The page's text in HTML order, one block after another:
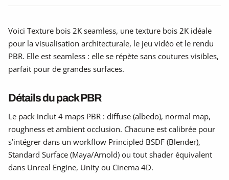
Voici Texture bois 2K seamless, une texture bois 2K idéale
pour la visualisation architecturale, le jeu vidéo et le rendu
PBR. Elle est seamless : elle se répète sans coutures visibles,
parfait pour de grandes surfaces.
Détails du pack PBR
Le pack inclut 4 maps PBR : diffuse (albedo), normal map,
roughness et ambient occlusion. Chacune est calibrée pour
s’intégrer dans un workflow Principled BSDF (Blender),
Standard Surface (Maya/Arnold) ou tout shader équivalent
dans Unreal Engine, Unity ou Cinema 4D.